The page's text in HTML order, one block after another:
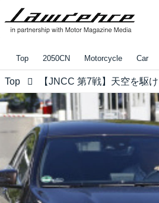
Top 2050CN Motorcycle Car
Top